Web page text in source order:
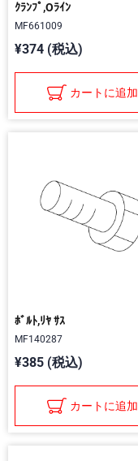
ｸﾗﾝﾌﾟ,Oﾗｲﾝ
MF661009
¥374 (税込)
カートに追加
ﾎﾞﾙﾄ,ﾘﾔ ｻｽ
MF140287
¥385 (税込)
カートに追加